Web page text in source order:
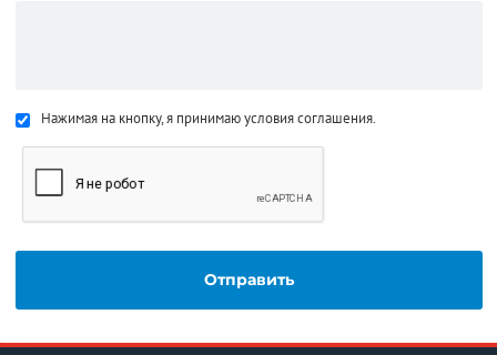
Нажимая на кнопку, я принимаю условия соглашения.